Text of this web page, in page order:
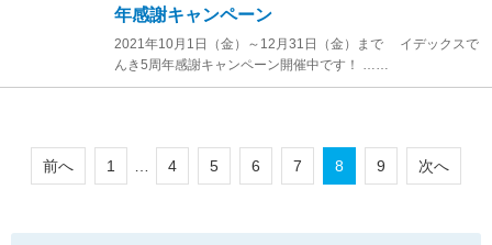
年感謝キャンペーン
2021年10月1日（金）～12月31日（金）まで イデックスで
んき5周年感謝キャンペーン開催中です！ ……
前へ 1 4 5 6 7 8 9 次へ